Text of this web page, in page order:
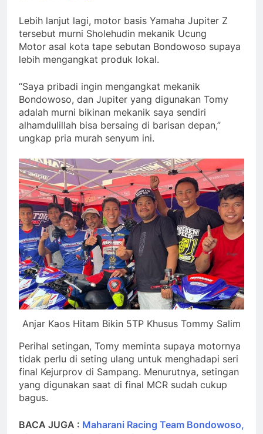
Lebih lanjut lagi, motor basis Yamaha Jupiter Z
tersebut murni Sholehudin mekanik Ucung
Motor asal kota tape sebutan Bondowoso supaya
lebih mengangkat produk lokal.
“Saya pribadi ingin mengangkat mekanik
Bondowoso, dan Jupiter yang digunakan Tomy
adalah murni bikinan mekanik saya sendiri
alhamdulillah bisa bersaing di barisan depan,”
ungkap pria murah senyum ini.
Anjar Kaos Hitam Bikin 5TP Khusus Tommy Salim
Perihal setingan, Tomy meminta supaya motornya
tidak perlu di seting ulang untuk menghadapi seri
final Kejurprov di Sampang. Menurutnya, setingan
yang digunakan saat di final MCR sudah cukup
bagus.
BACA JUGA : Maharani Racing Team Bondowoso,